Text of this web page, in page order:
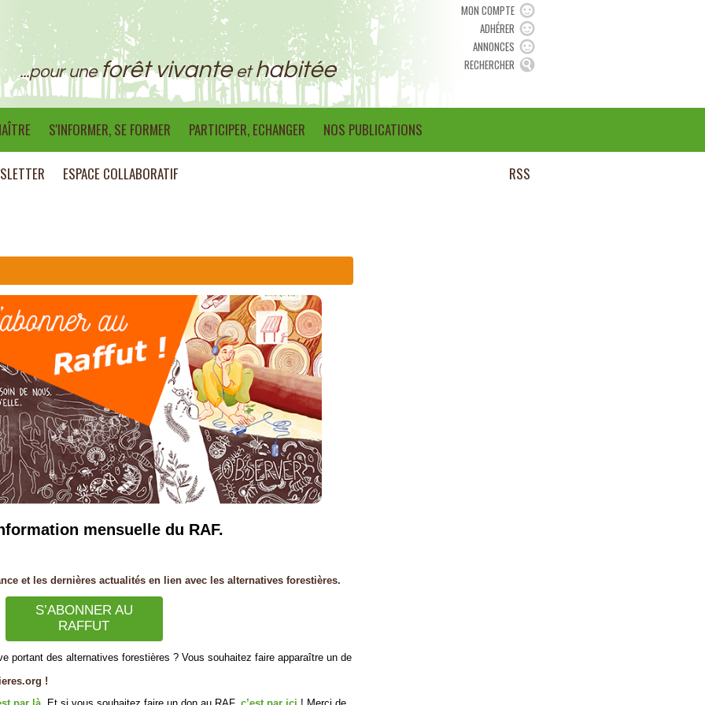
...pour uneforêt vivanteethabitée
MON COMPTE
ADHÉRER
ANNONCES
RECHERCHER
S'INFORMER, SE FORMER PARTICIPER, ECHANGER NOS PUBLICATIONS
ESPACE COLLABORATIF RSS
mensuelle du RAF.
et les dernières actualités en lien avec les alternatives forestières.
S’ABONNER AU
RAFFUT
portant des alternatives forestières ? Vous souhaitez faire apparaître un de
!